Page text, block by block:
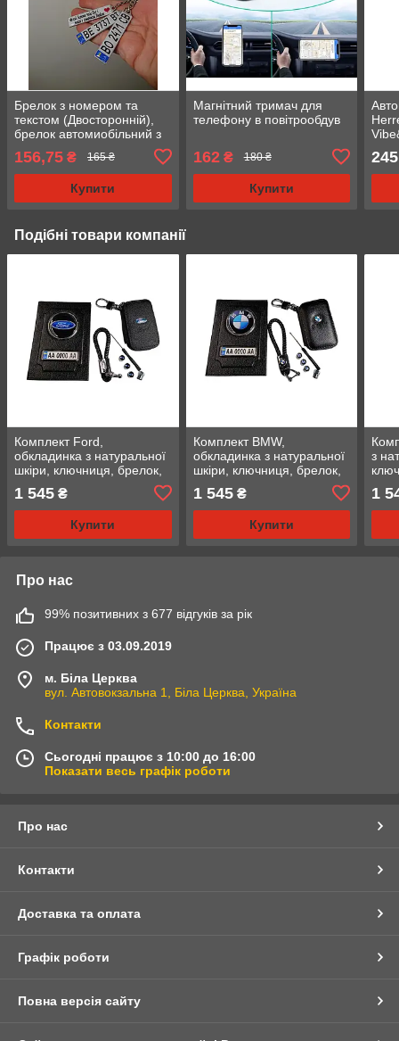
Брелок з номером та
текстом (Двосторонній),
брелок автомиобільний з
156,75 ₴ 165 ₴
Купити
Магнітний тримач для
телефону в повітрообдув
162₴ 180 ₴
Купити
245
Подібні товари компанії
Комплект Ford,
обкладинка з натуральної
шкіри, ключниця, брелок,
1 545 ₴
Купити
Комплект BMW,
обкладинка з натуральної
шкіри, ключниця, брелок,
1 545₴
Купити
з
1
Про нас
99% позитивних з 677 відгуків за рік
Працює з 03.09.2019
м. Біла Церква
вул. Автовокзальна 1, Біла Церква, Україна
Контакти
Сьогодні працює з 10:00 до 16:00
Показати весь графік роботи
Про нас
Контакти
Доставка та оплата
Графік роботи
Повна версія сайту